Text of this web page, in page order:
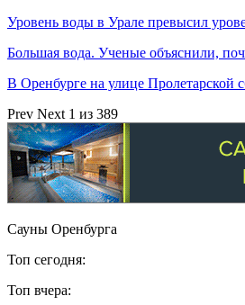
Уровень воды в Урале превысил
Большая вода. Ученые объяснили,
В Оренбурге на улице Пролетарской
Prev Next 1 из 389
Сауны Оренбурга
Топ сегодня:
Топ вчера: